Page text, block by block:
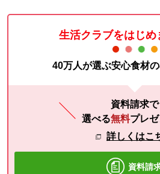
生活クラブをはじめ
40万人が選ぶ安心食材
資料請求で
選べる無料プレゼ
詳しくはこ
資料請